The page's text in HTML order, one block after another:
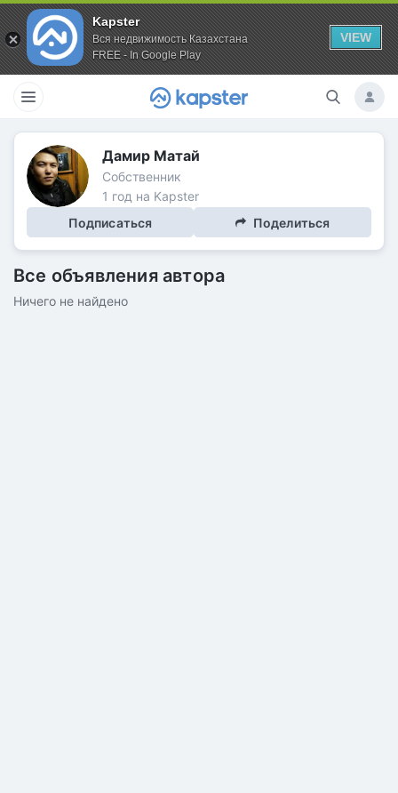
Kapster
Вся недвижимость Казахстана
FREE - In Google Play
VIEW
Дамир Матай
Собственник
1 год на Kapster
Подписаться
Поделиться
Все объявления автора
Ничего не найдено